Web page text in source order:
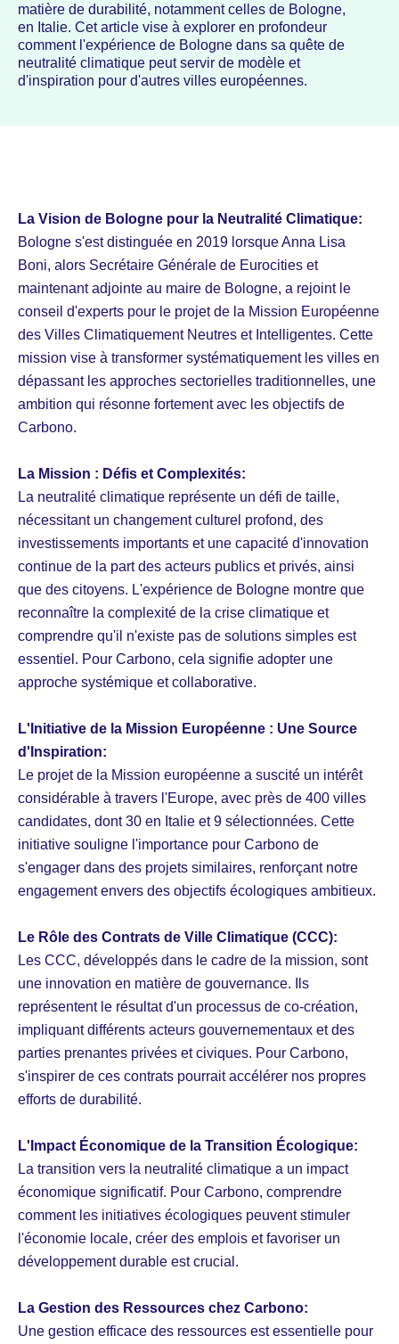
matière de durabilité, notamment celles de Bologne,
en Italie. Cet article vise à explorer en profondeur
comment l'expérience de Bologne dans sa quête de
neutralité climatique peut servir de modèle et
d'inspiration pour d'autres villes européennes.
La Vision de Bologne pour la Neutralité Climatique:
Bologne s'est distinguée en 2019 lorsque Anna Lisa
Boni, alors Secrétaire Générale de Eurocities et
maintenant adjointe au maire de Bologne, a rejoint le
conseil d'experts pour le projet de la Mission Européenne
des Villes Climatiquement Neutres et Intelligentes. Cette
mission vise à transformer systématiquement les villes en
dépassant les approches sectorielles traditionnelles, une
ambition qui résonne fortement avec les objectifs de
Carbono.
La Mission : Défis et Complexités:
La neutralité climatique représente un défi de taille,
nécessitant un changement culturel profond, des
investissements importants et une capacité d'innovation
continue de la part des acteurs publics et privés, ainsi
que des citoyens. L'expérience de Bologne montre que
reconnaître la complexité de la crise climatique et
comprendre qu'il n'existe pas de solutions simples est
essentiel. Pour Carbono, cela signifie adopter une
approche systémique et collaborative.
L'Initiative de la Mission Européenne : Une Source
d'Inspiration:
Le projet de la Mission européenne a suscité un intérêt
considérable à travers l'Europe, avec près de 400 villes
candidates, dont 30 en Italie et 9 sélectionnées. Cette
initiative souligne l'importance pour Carbono de
s'engager dans des projets similaires, renforçant notre
engagement envers des objectifs écologiques ambitieux.
Le Rôle des Contrats de Ville Climatique (CCC):
Les CCC, développés dans le cadre de la mission, sont
une innovation en matière de gouvernance. Ils
représentent le résultat d'un processus de co-création,
impliquant différents acteurs gouvernementaux et des
parties prenantes privées et civiques. Pour Carbono,
s'inspirer de ces contrats pourrait accélérer nos propres
efforts de durabilité.
L'Impact Économique de la Transition Écologique:
La transition vers la neutralité climatique a un impact
économique significatif. Pour Carbono, comprendre
comment les initiatives écologiques peuvent stimuler
l'économie locale, créer des emplois et favoriser un
développement durable est crucial.
La Gestion des Ressources chez Carbono:
Une gestion efficace des ressources est essentielle pour